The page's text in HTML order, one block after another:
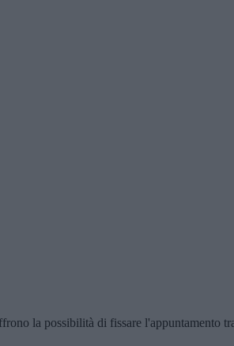
la possibilità di fissare l'appuntamento